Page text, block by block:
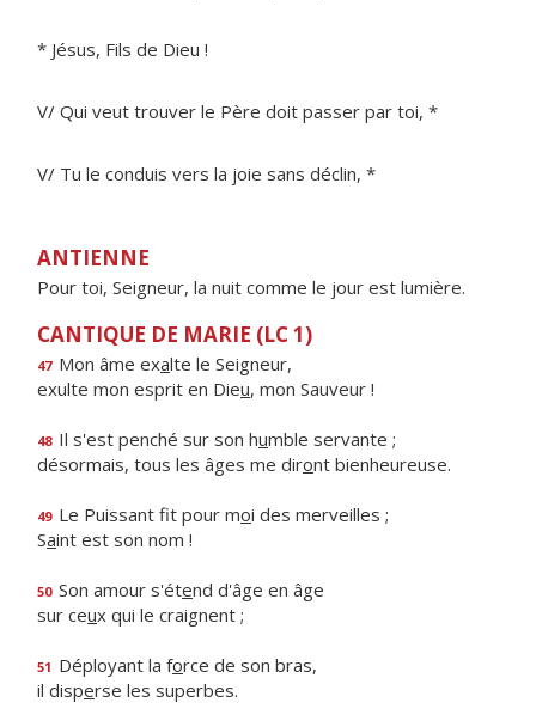
* Jésus, Fils de Dieu !
V/ Qui veut trouver le Père doit passer par toi, *
V/ Tu le conduis vers la joie sans déclin, *
ANTIENNE
Pour toi, Seigneur, la nuit comme le jour est lumière.
CANTIQUE DE MARIE (LC 1)
47 Mon âme exalte le Seigneur,
exulte mon esprit en Dieu, mon Sauveur !
48 Il s'est penché sur son humble servante ;
désormais, tous les âges me diront bienheureuse.
49 Le Puissant fit pour moi des merveilles ;
Saint est son nom !
50 Son amour s'étend d'âge en âge
sur ceux qui le craignent ;
51 Déployant la force de son bras,
il disperse les superbes.